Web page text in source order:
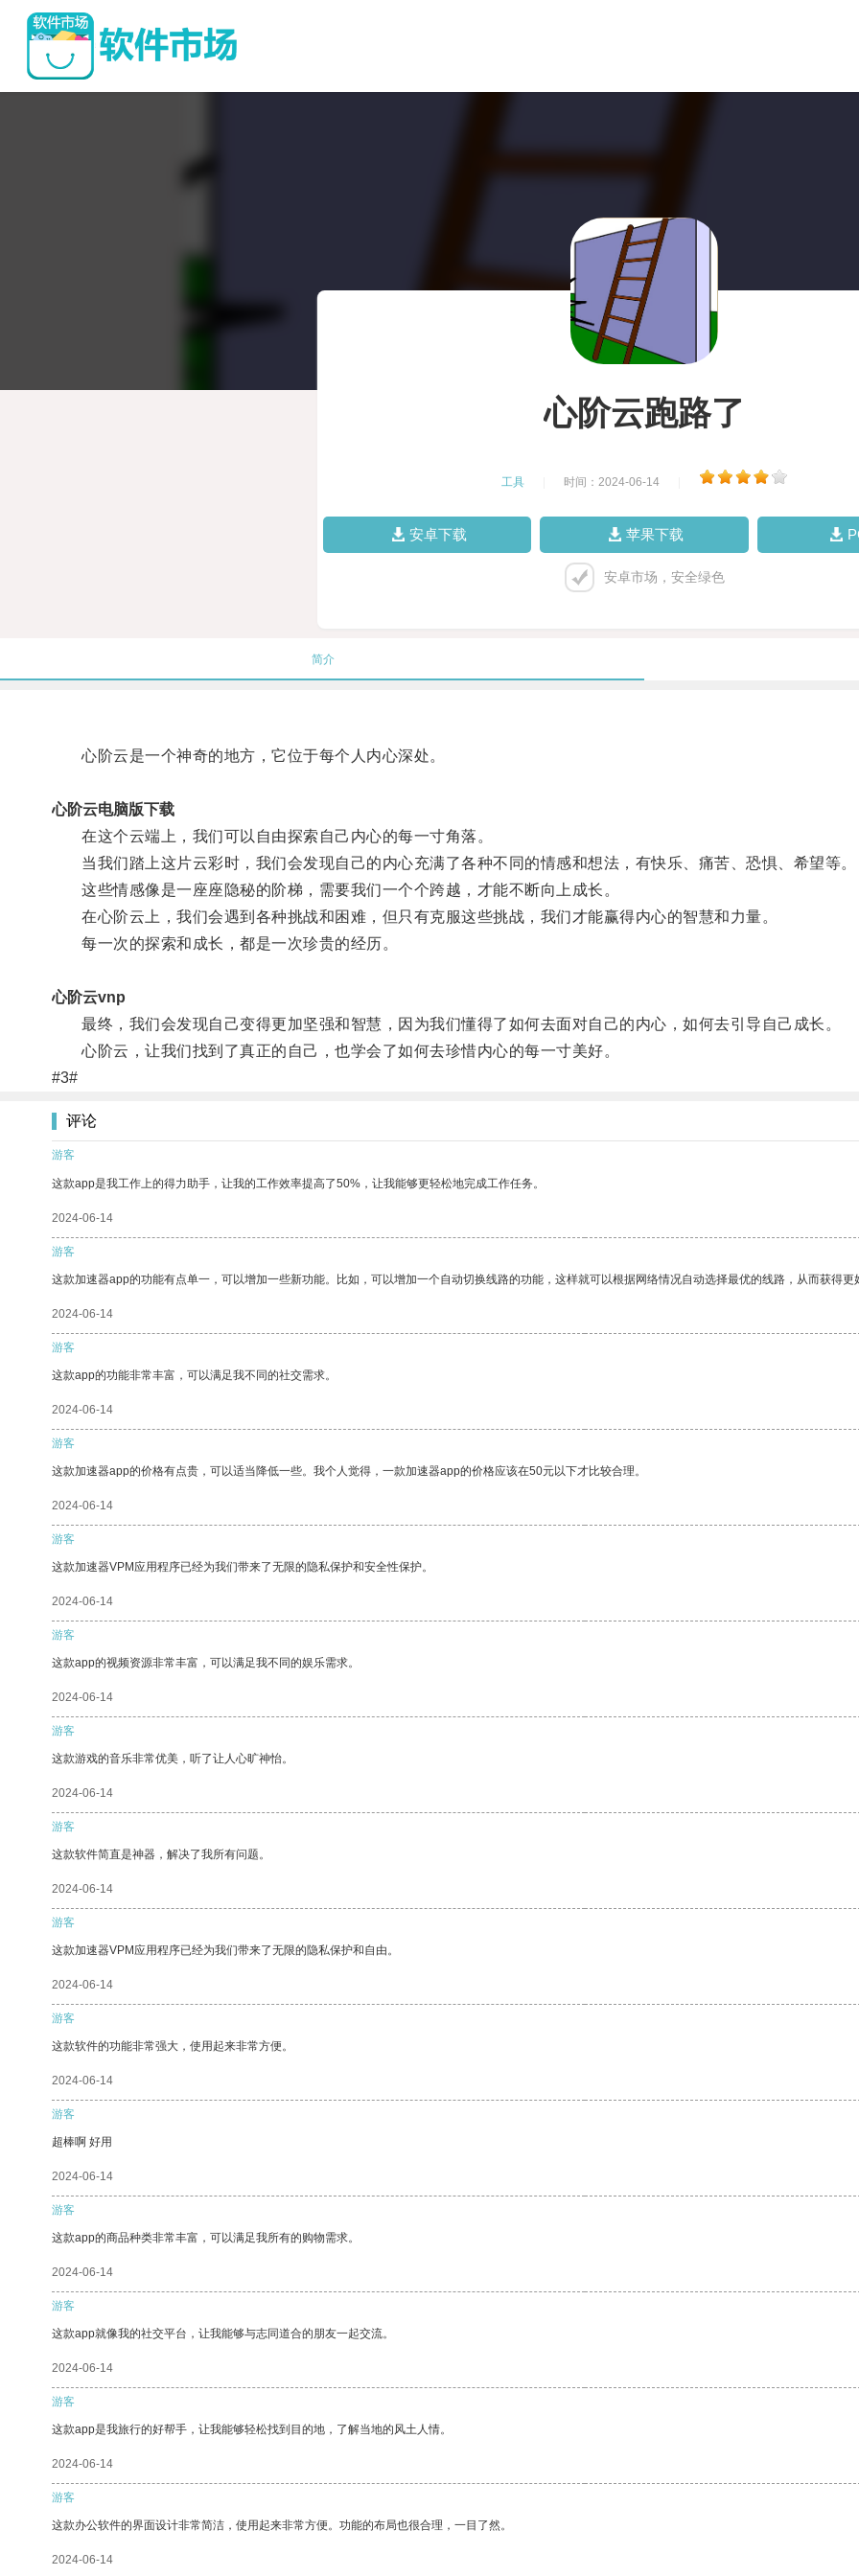
心阶云跑路了
工具 时间：2024-06-14
安卓下载 苹果下载
安卓市场，安全绿色
简介
心阶云是一个神奇的地方，它位于每个人内心深处。
心阶云电脑版下载
在这个云端上，我们可以自由探索自己内心的每一寸角落。
当我们踏上这片云彩时，我们会发现自己的内心充满了各种不同的情感和想法，有快乐、痛苦、恐惧、希望等。
这些情感像是一座座隐秘的阶梯，需要我们一个个跨越，才能不断向上成长。
在心阶云上，我们会遇到各种挑战和困难，但只有克服这些挑战，我们才能赢得内心的智慧和力量。
每一次的探索和成长，都是一次珍贵的经历。
心阶云vnp
最终，我们会发现自己变得更加坚强和智慧，因为我们懂得了如何去面对自己的内心，如何去引导自己成长。
心阶云，让我们找到了真正的自己，也学会了如何去珍惜内心的每一寸美好。
#3#
评论
游客
这款app是我工作上的得力助手，让我的工作效率提高了50%，让我能够更轻松地完成工作任务。
2024-06-14
游客
这款加速器app的功能有点单一，可以增加一些新功能。比如，可以增加一个自动切换线路的功能，这样就可以根据网络情况自动选择最优的线路，从而获得更
2024-06-14
游客
这款app的功能非常丰富，可以满足我不同的社交需求。
2024-06-14
游客
这款加速器app的价格有点贵，可以适当降低一些。我个人觉得，一款加速器app的价格应该在50元以下才比较合理。
2024-06-14
游客
这款加速器VPM应用程序已经为我们带来了无限的隐私保护和安全性保护。
2024-06-14
游客
这款app的视频资源非常丰富，可以满足我不同的娱乐需求。
2024-06-14
游客
这款游戏的音乐非常优美，听了让人心旷神怡。
2024-06-14
游客
这款软件简直是神器，解决了我所有问题。
2024-06-14
游客
这款加速器VPM应用程序已经为我们带来了无限的隐私保护和自由。
2024-06-14
游客
这款软件的功能非常强大，使用起来非常方便。
2024-06-14
游客
超棒啊 好用
2024-06-14
游客
这款app的商品种类非常丰富，可以满足我所有的购物需求。
2024-06-14
游客
这款app就像我的社交平台，让我能够与志同道合的朋友一起交流。
2024-06-14
游客
这款app是我旅行的好帮手，让我能够轻松找到目的地，了解当地的风土人情。
2024-06-14
游客
这款办公软件的界面设计非常简洁，使用起来非常方便。功能的布局也很合理，一目了然。
2024-06-14